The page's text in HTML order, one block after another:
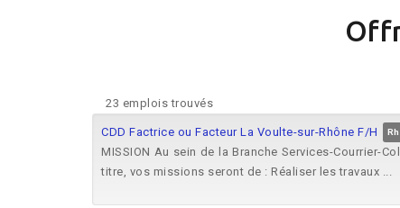
23 emplois trouvés
CDD Factrice ou Facteur La Voulte-sur-Rhône F/H
MISSION Au sein de la Branche Services-
titre, vos missions seront de : Réaliser les travaux ...